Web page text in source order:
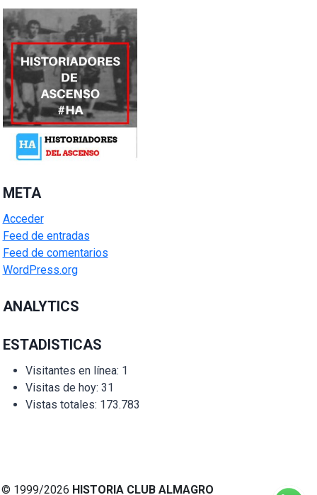
META
Acceder
Feed de entradas
Feed de comentarios
WordPress.org
ANALYTICS
ESTADISTICAS
Visitantes en línea: 1
Visitas de hoy: 31
Vistas totales: 173.783
© 1999/2026 HISTORIA CLUB ALMAGRO